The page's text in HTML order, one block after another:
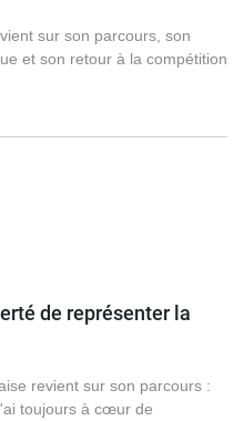
sur son parcours, son
et son retour à la compétition
de représenter la
revient sur son parcours :
toujours à cœur de